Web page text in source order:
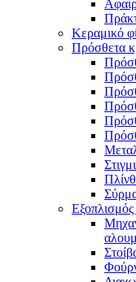
Κεραμικό
Πρόσθετα
Εξοπλισμός